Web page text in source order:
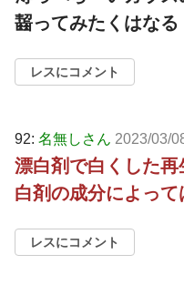
齧ってみたくはなる
レスにコメント
92: 名無しさん 2023/03/
漂白剤で白くした
白剤の成分によっ
レスにコメント